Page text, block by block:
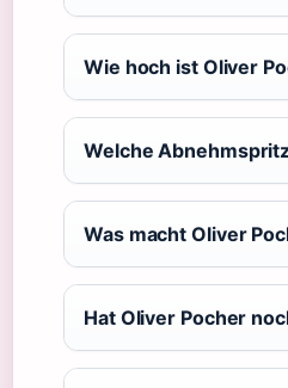
Wie hoch ist Oliver
Welche
Was macht Oliver
Hat Oliver Pocher